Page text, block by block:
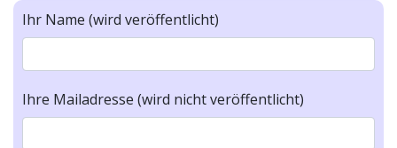
Ihr Name (wird veröffentlicht)
Ihre Mailadresse (wird nicht veröffentlicht)